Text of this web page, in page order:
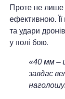
Проте не лише
ефективною.
та удари
у полі бою.
«40 мм –
завдає